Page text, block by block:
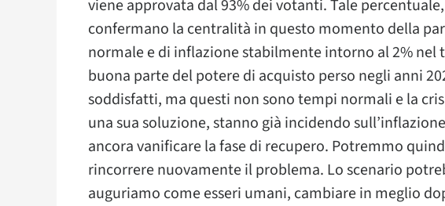
viene approvata dal 93% dei votanti. Tale
confermano la centralità in questo momento della
normale e di inflazione stabilmente intorno al 2% nel
buona parte del potere di acquisto perso negli anni
soddisfatti, ma questi non sono tempi normali e la
una sua soluzione, stanno già incidendo
ancora vanificare la fase di recupero. Potremmo
rincorrere nuovamente il problema. Lo scenario
auguriamo come esseri umani, cambiare in meglio